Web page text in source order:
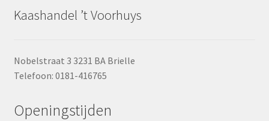
Kaashandel ’t Voorhuys
Nobelstraat 3 3231 BA Brielle
Telefoon: 0181-416765
Openingstijden